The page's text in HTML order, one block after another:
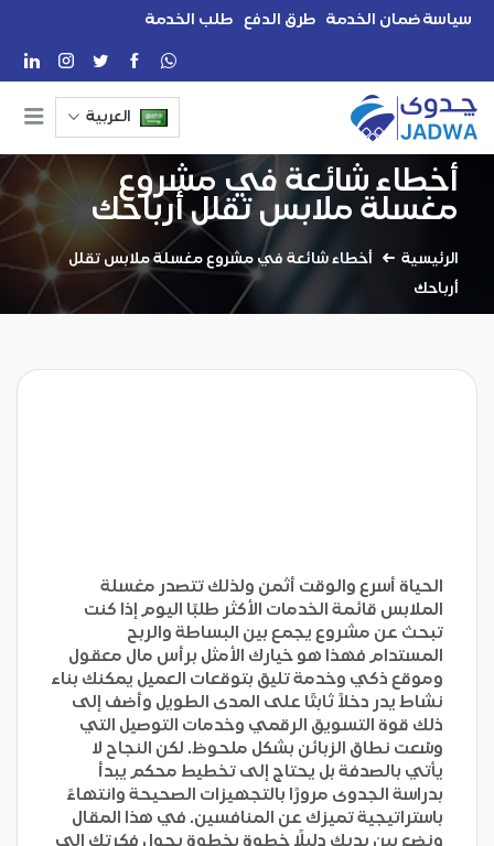
سياسة ضمان الخدمة طرق الدفع طلب الخدمة
العربية
أخطاء شائعة في مشروع
مغسلة ملابس تقلل أرباحك
الرئيسية
أخطاء شائعة في مشروع مغسلة ملابس تقلل
أرباحك
الحياة أسرع والوقت أثمن ولذلك تتصدر مغسلة
الملابس قائمة الخدمات الأكثر طلبًا اليوم إذا كنت
تبحث عن مشروع يجمع بين البساطة والربح
المستدام فهذا هو خيارك الأمثل برأس مال معقول
وموقع ذكي وخدمة تليق بتوقعات العميل يمكنك بناء
نشاط يدر دخلاً ثابتًا على المدى الطويل وأضف إلى
ذلك قوة التسويق الرقمي وخدمات التوصيل التي
وسّعت نطاق الزبائن بشكل ملحوظ. لكن النجاح لا
يأتي بالصدفة بل يحتاج إلى تخطيط محكم يبدأ
بدراسة الجدوى مرورًا بالتجهيزات الصحيحة وانتهاءً
باستراتيجية تميزك عن المنافسين. في هذا المقال
ونضع بين يديك دليلًا خطوة بخطوة يحول فكرتك إلى